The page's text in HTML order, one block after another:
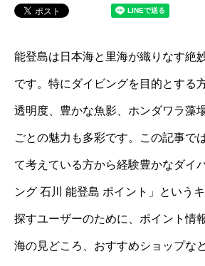
能登島は日本海と里海が織りなす絶
です。特にダイビングを目的とする
透明度、豊かな魚影、ホンダワラ藻
ごとの魅力も多彩です。この記事で
て考えている方から経験豊かなダイ
ング 石川 能登島 ポイント」という
探すユーザーのために、ポイント情
海の見どころ、おすすめショップな